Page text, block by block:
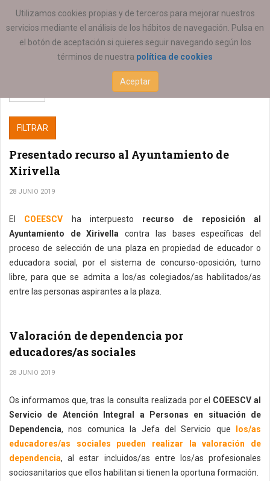
Utilizamos cookies propias y de terceros para mejorar nuestros
servicios mediante el análisis de los hábitos de navegación. Pulsa en
el botón de aceptación si quieres seguir navegando según los
términos de nuestra política de cookies
Aceptar
ESTÁ AQUÍ:
FILTRAR
Presentado recurso al Ayuntamiento de
Xirivella
28 JUNIO 2019
El COEESCV ha interpuesto recurso de reposición al
Ayuntamiento de Xirivellacontra las bases específicas del
proceso de selección de una plaza en propiedad de educador o
educadora social, por el sistema de concurso-oposición, turno
libre, para que se admita a los/as colegiados/as habilitados/as
entre las personas aspirantes a la plaza.
Valoración de dependencia por
educadores/as sociales
28 JUNIO 2019
Os informamos que, tras la consulta realizada por el COEESCV al
Servicio de Atención Integral a Personas en situación de
Dependencia, nos comunica la Jefa del Servicio que
los/as
educadores/as sociales pueden realizar la valoración de
dependencia, al estar incluidos/as entre los/as profesionales
sociosanitarios que ellos habilitan si tienen la oportuna formación.